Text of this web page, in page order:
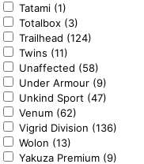
Tatami (1)
Totalbox (3)
Trailhead (124)
Twins (11)
Unaffected (58)
Under Armour (9)
Unkind Sport (47)
Venum (62)
Vigrid Division (136)
Wolon (13)
Yakuza Premium (9)